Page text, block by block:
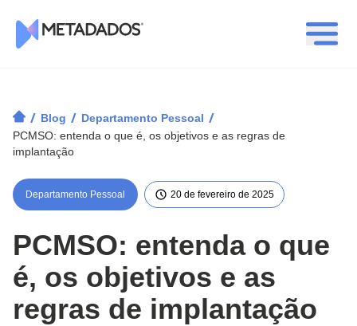
/ Blog / Departamento Pessoal /
PCMSO: entenda o que é, os objetivos e as regras de
implantação
Departamento Pessoal 20 de fevereiro de 2025
PCMSO: entenda o que
é, os objetivos e as
regras de implantação